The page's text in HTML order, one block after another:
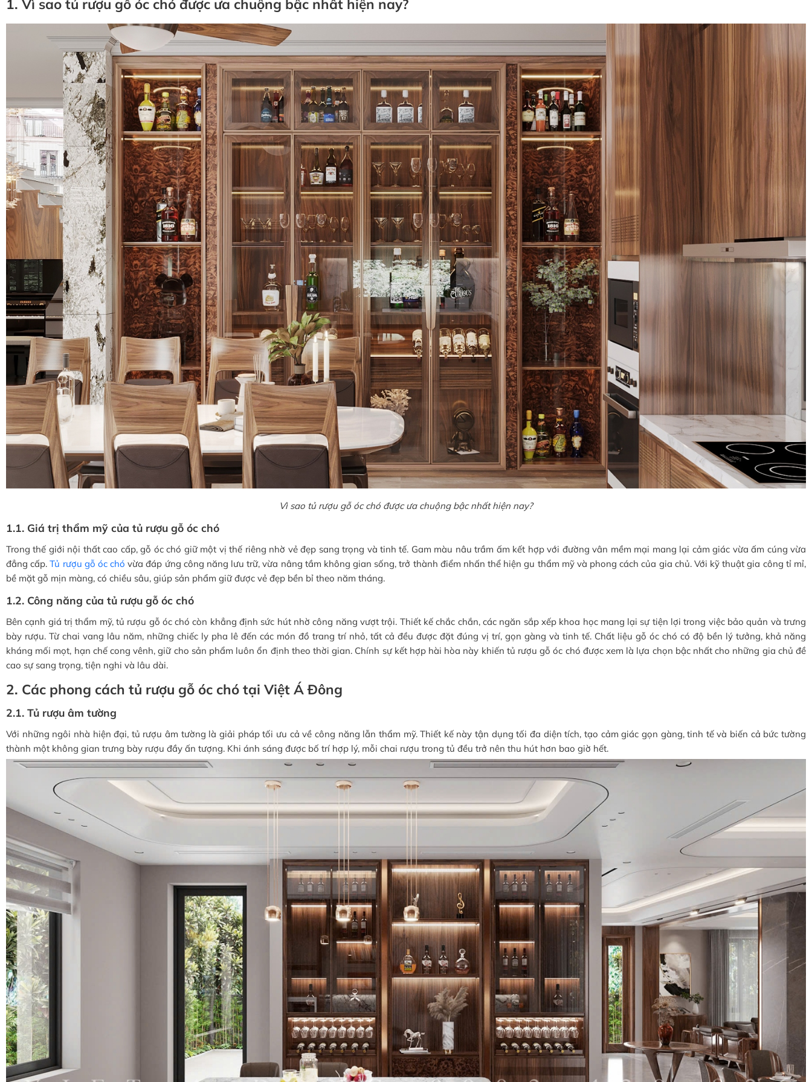
1. Vì sao tủ rượu gỗ óc chó được ưa chuộng bậc nhất hiện nay?
Vì sao tủ rượu gỗ óc chó được ưa chuộng bậc nhất hiện nay?
1.1. Giá trị thẩm mỹ của tủ rượu gỗ óc chó
Trong thế giới nội thất cao cấp, gỗ óc chó giữ một vị thế riêng nhờ vẻ đẹp sang trọng và tinh tế. Gam màu nâu trầm ấm kết hợp với đường vân mềm mại mang lại cảm giác vừa ấm cúng vừa
đẳng cấp.Tủ rượu gỗ óc chó vừa đáp ứng công năng lưu trữ, vừa nâng tầm không gian sống, trở thành điểm nhấn thể hiện gu thẩm mỹ và phong cách của gia chủ. Với kỹ thuật gia công tỉ mỉ,
bề mặt gỗ mịn màng, có chiều sâu, giúp sản phẩm giữ được vẻ đẹp bền bỉ theo năm tháng.
1.2. Công năng của tủ rượu gỗ óc chó
Bên cạnh giá trị thẩm mỹ, tủ rượu gỗ óc chó còn khẳng định sức hút nhờ công năng vượt trội. Thiết kế chắc chắn, các ngăn sắp xếp khoa học mang lại sự tiện lợi trong việc bảo quản và trưng
bày rượu. Từ chai vang lâu năm, những chiếc ly pha lê đến các món đồ trang trí nhỏ, tất cả đều được đặt đúng vị trí, gọn gàng và tinh tế. Chất liệu gỗ óc chó có độ bền lý tưởng, khả năng
kháng mối mọt, hạn chế cong vênh, giữ cho sản phẩm luôn ổn định theo thời gian. Chính sự kết hợp hài hòa này khiến tủ rượu gỗ óc chó được xem là lựa chọn bậc nhất cho những gia chủ đề
cao sự sang trọng, tiện nghi và lâu dài.
2. Các phong cách tủ rượu gỗ óc chó tại Việt Á Đông
2.1. Tủ rượu âm tường
Với những ngôi nhà hiện đại, tủ rượu âm tường là giải pháp tối ưu cả về công năng lẫn thẩm mỹ. Thiết kế này tận dụng tối đa diện tích, tạo cảm giác gọn gàng, tinh tế và biến cả bức tường
thành một không gian trưng bày rượu đầy ấn tượng. Khi ánh sáng được bố trí hợp lý, mỗi chai rượu trong tủ đều trở nên thu hút hơn bao giờ hết.